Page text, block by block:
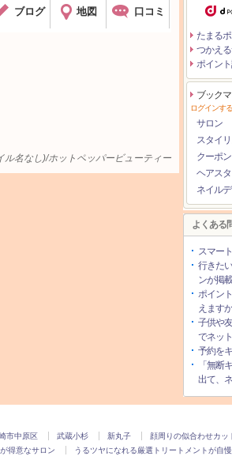
ブログ 地図 口コミ
ル名なし)/ホットペッパービューティー
たまる
つかえ
ポイン
ブック
ログインす
サロン
スタイ
クーポン
ヘアス
ネイル
よくある
スマー
行きた
ンが掲
ポイン
えます
子供や
でネッ
予約を
「無断
出て、
崎市中原区 武蔵小杉 新丸子 顔周りの似合わせカッ
得意なサロン うるツヤになれる厳選トリートメントが自